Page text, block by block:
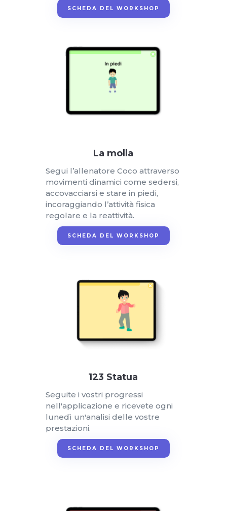
SCHEDA DEL WORKSHOP
La molla
Segui l’allenatore Coco attraverso
movimenti dinamici come sedersi,
accovacciarsi e stare in piedi,
incoraggiando l’attività fisica
regolare e la reattività.
SCHEDA DEL WORKSHOP
123 Statua
Seguite i vostri progressi
nell'applicazione e ricevete ogni
lunedì un'analisi delle vostre
prestazioni.
SCHEDA DEL WORKSHOP